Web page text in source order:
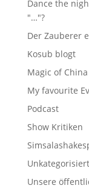
Dance the
"…"?
Der Zauberer
Kosub blogt
Magic of China
My favourite
Podcast
Show Kritiken
Unkategorisiert
Unsere